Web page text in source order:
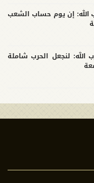
الله: إن يوم حساب الشعب
الله: لنجعل الحرب شاملة